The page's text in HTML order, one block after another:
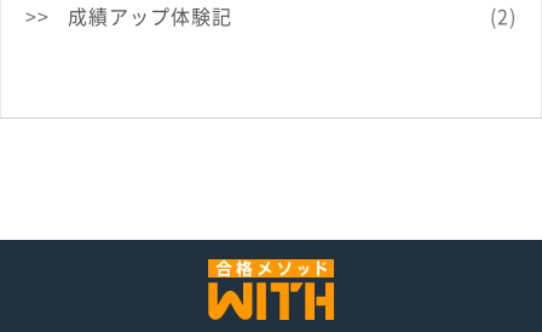
成績アップ体験記
(2)